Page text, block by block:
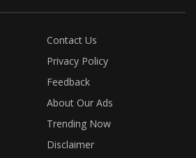
Contact Us
Privacy Policy
Feedback
About Our Ads
Trending Now
Disclaimer